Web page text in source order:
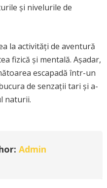
și nivelurile de
la activități de aventură
fizică și mentală. Așadar,
escapadă într-un
de senzații tari și a-
naturii.
Admin